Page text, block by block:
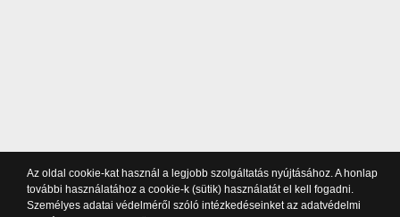
Az oldal cookie-kat használ a legjobb szolgáltatás nyújtásához. A honlap
további használatához a cookie-k (sütik) használatát el kell fogadni.
Személyes adatai védelméről szóló intézkedéseinket az adatvédelmi